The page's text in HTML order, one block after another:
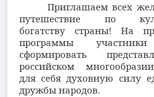
Приглашаем всех
путешествие по
богатству страны! На
программы
сформировать
российском
для себя духовную силу
дружбы народов.